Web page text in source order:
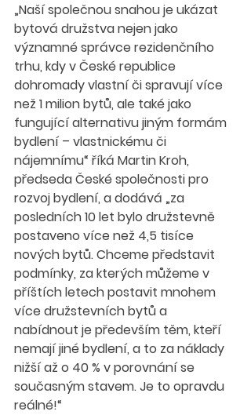
„Naší společnou snahou je ukázat
bytová družstva nejen jako
významné správce rezidenčního
trhu, kdy v České republice
dohromady vlastní či spravují více
než 1 milion bytů, ale také jako
fungující alternativu jiným formám
bydlení – vlastnickému či
nájemnímu“ říká Martin Kroh,
předseda České společnosti pro
rozvoj bydlení, a dodává „za
posledních 10 let bylo družstevně
postaveno více než 4,5 tisíce
nových bytů. Chceme představit
podmínky, za kterých můžeme v
příštích letech postavit mnohem
více družstevních bytů a
nabídnout je především těm, kteří
nemají jiné bydlení, a to za náklady
nižší až o 40 % v porovnání se
současným stavem. Je to opravdu
reálné!“